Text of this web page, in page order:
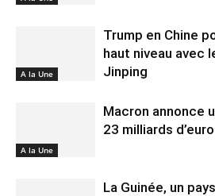
A la Une
Trump en Chine
haut niveau avec
Jinping
A la Une
Macron annonce
23 milliards
La Guinée, un